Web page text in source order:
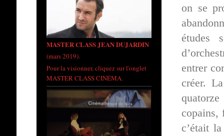
on se
études
entrer
créer.
copains,
c’était
MASTER CLASS JEAN DUJARDIN
(mars 2019).
Pour la visionner, cliquez sur l'onglet
MASTER CLASS CINÉMA.